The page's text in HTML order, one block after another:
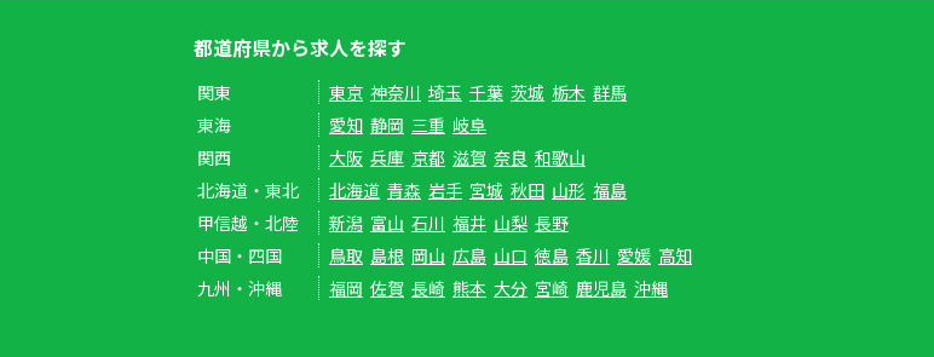
都道府県から求人を探す
関東
東海
関西
北海道・東北
甲信越・北陸
中国・四国
九州・沖縄
東京 神奈川 埼玉 千葉 茨城 栃木 群馬
愛知 静岡 三重 岐阜
大阪 兵庫 京都 滋賀 奈良 和歌山
北海道 青森 岩手 宮城 秋田 山形 福島
新潟 富山 石川 福井 山梨 長野
鳥取 島根 岡山 広島 山口 徳島 香川 愛媛 高知
福岡 佐賀 長崎 熊本 大分 宮崎 鹿児島 沖縄